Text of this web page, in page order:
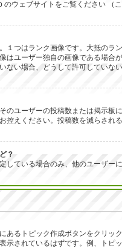
ウェブサイトをご覧ください （
つはランク画像です。大抵の
ユーザー独自の画像である場
い場合、どうして許可していな
ユーザーの投稿数または掲示
えください。投稿数を減らさ
？
ている場合のみ、他のユーザ
るトピック作成ボタンをクリ
示されているはずです。例、トピ